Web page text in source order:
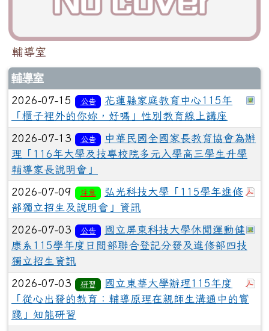
輔導室
輔導室
2026-07-15 公告
花蓮縣家庭教育中心115年
「櫃子裡外的你妳，好嗎」性別教育線上講座
2026-07-13 公告
中華民國全國家長教育協會為辦
理「116年大學及技專校院多元入學高三學生升學
輔導家長說明會」
2026-07-09 注意
弘光科技大學「115學年進修
部獨立招生及說明會」資訊
2026-07-03 公告
國立屏東科技大學休閒運動健
康系115學年度日間部聯合登記分發及進修部四技
獨立招生資訊
2026-07-03 研習
國立東華大學辦理115年度
「從心出發的教育：輔導原理在親師生溝通中的實
踐」知能研習